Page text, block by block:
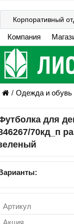
Корпоративный
Компания
Одежда и обувь
для
70кд_п
Артикул
Акция